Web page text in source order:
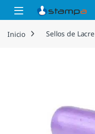
Saltar a la navegación
Saltar al contenido
Open
Inicio Sellos de Lacre